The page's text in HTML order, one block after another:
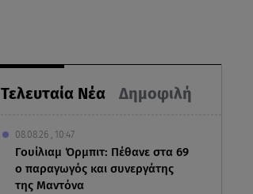
Τελευταία Νέα Δημοφιλή
08.08.26 , 10:47
Γουίλιαμ Όρμπιτ: Πέθανε στα 69
ο παραγωγός και συνεργάτης
της Μαντόνα